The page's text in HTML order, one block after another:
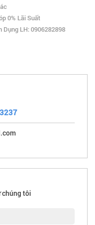
0% Lãi Suất
Dụng LH: 0906282898
chúng tôi